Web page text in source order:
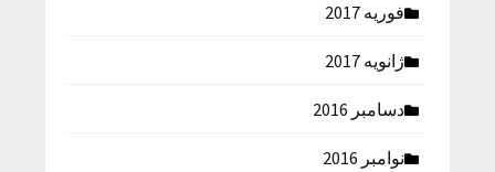
فوریه 2017
ژانویه 2017
دسامبر 2016
نوامبر 2016